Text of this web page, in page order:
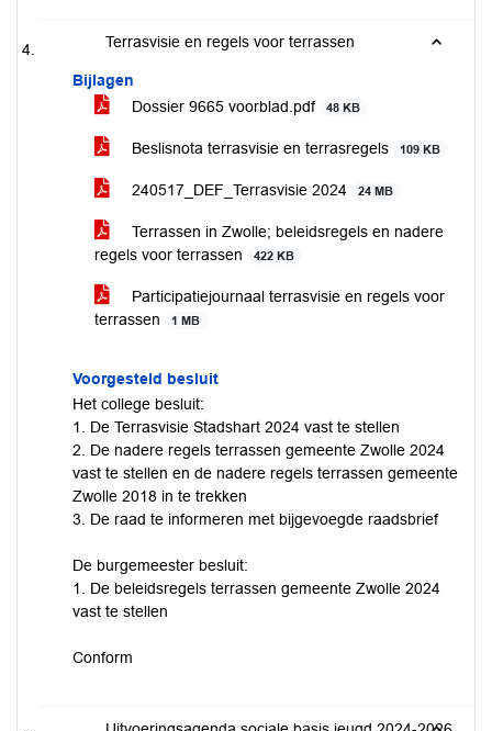
Terrasvisie en regels voor terrassen
Bijlagen
Dossier 9665 voorblad.pdf
48 KB
Beslisnota terrasvisie en terrasregels 109 KB
240517_DEF_Terrasvisie 2024 24 MB
Terrassen in Zwolle; beleidsregels en nadere
regels voor terrassen
422 KB
Participatiejournaal terrasvisie en regels voor
terrassen
1 MB
Voorgesteld besluit
Het college besluit:
1. De Terrasvisie Stadshart 2024 vast te stellen
2. De nadere regels terrassen gemeente Zwolle 2024
vast te stellen en de nadere regels terrassen gemeente
Zwolle 2018 in te trekken
3. De raad te informeren met bijgevoegde raadsbrief
De burgemeester besluit:
1. De beleidsregels terrassen gemeente Zwolle 2024
vast te stellen
Conform